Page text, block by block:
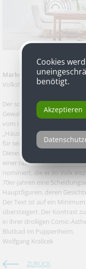
Markus Öhrn für „Szenen
Volkstheater
Der schwedische Regisseur
Gewalt. Gleich seine erste
vom Inzest-Fall Fritzl in
„Häusliche Gewalt“ war er
für seine #MeToo-Miniserie
Dieses Jahr ist Öhrn, der
einer radikalen Version von
nominiert, die er im Volx
70er-Jahren eine
Hauptfiguren, deren
Der Text ist auf ein
übersteigert. Der Kontrast
in ihrer drolligen Comic-
Blutbad im Puppenheim.
Wolfgang Kralicek
ZURÜCK
Cookies
benötigt.
Akzeptieren